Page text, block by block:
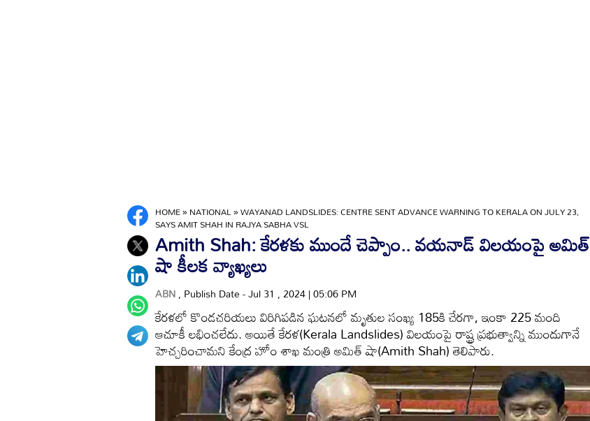
HOME»NATIONAL»WAYANAD LANDSLIDES: CENTRE SENT ADVANCE WARNING TO KERALA ON JULY 23,
SAYS AMIT SHAH IN RAJYA SABHA VSL
Amith Shah: కేరళకు ముందే చెప్పాం.. వయనాడ్ విలయంపై అమిత్
షా కీలక వ్యాఖ్యలు
ABN, Publish Date - Jul 31 , 2024 | 05:06 PM
కేరళలో కొండచరియలు విరిగిపడిన ఘటనలో మృతుల సంఖ్య 185కి చేరగా, ఇంకా 225 మంది
ఆచూకీ లభించలేదు. అయితే కేరళ(Kerala Landslides) విలయంపై రాష్ట్ర ప్రభుత్వాన్ని ముందుగానే
హెచ్చరించామని కేంద్ర హోం శాఖ మంత్రి అమిత్ షా(Amith Shah) తెలిపారు.